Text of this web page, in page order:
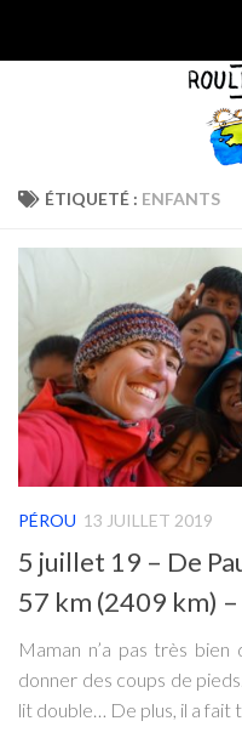
ÉTIQUETÉ : ENFANTS
PÉROU 13 JUILLET 2019
5 juillet 19 – De
57 km (2409 km) –
Maman n’a pas très
donner des coups de
lit double… De plus, il a fait